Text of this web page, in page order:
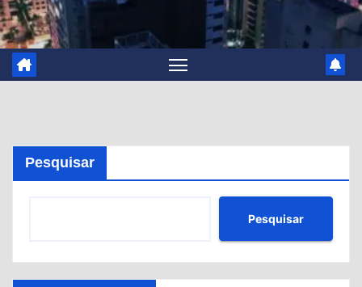
Pesquisar
Pesquisar